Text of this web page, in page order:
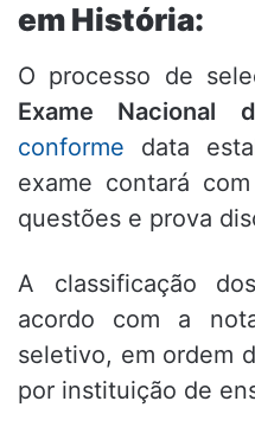
em História:
O processo de
Exame Nacional
conforme data
exame contará
questões e prova
A classificação
acordo com a
seletivo, em ordem
por instituição de